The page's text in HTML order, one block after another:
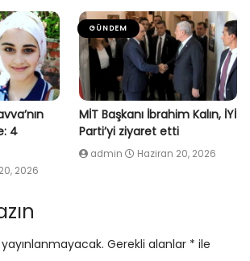
4
2026
GÜNDEM
MİT Başkanı İbrahim Kalın, İYİ
Parti’yi ziyaret etti
admin Haziran 20, 2026
Gerekli alanlar * ile